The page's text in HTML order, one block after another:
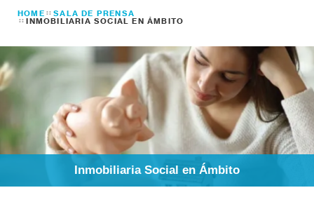
HOME SALA DE PRENSA
INMOBILIARIA SOCIAL EN ÁMBITO
Inmobiliaria Social en Ámbito